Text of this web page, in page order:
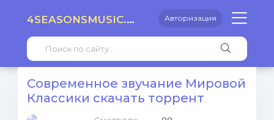
4SEASONSMUSIC.RU Авторизация
Современное звучание Мировой
Классики скачать торрент